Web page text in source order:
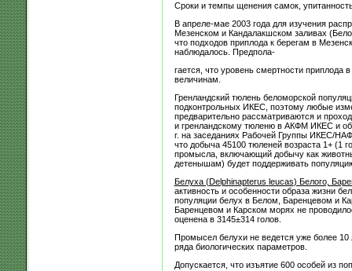
Сроки и темпы щенения самок,
В апреле-мае 2003 года для изучения
Мезенском и Кандалакшском заливах
что подходов приплода к берегам в
наблюдалось. Предпола-
гается, что уровень смертности приплода
величинам.
Гренландский тюлень беломорской
подконтрольных ИКЕС, поэтому любые
предварительно рассматриваются и
и гренландскому тюленю в АКФМ ИКЕС и
г. на заседаниях Рабочей Группы ИКЕС/
что добыча 45100 тюленей возраста 1+ (1
промысла, включающий добычу как
детенышам) будет поддерживать
Белуха (Delphinapterus leucas) Белого,
активность и особенности образа жизни
популяции белух в Белом, Баренцевом и
Баренцевом и Карском морях не
оценена в 3145±314 голов.
Промысел белухи не ведется уже более 10
ряда биологических параметров.
Допускается, что изъятие 600 особей из